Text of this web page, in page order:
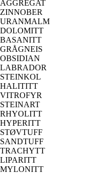
AGGREGAT
ZINNOBER
URANMALM
DOLOMITT
BASANITT
GRÅGNEIS
OBSIDIAN
LABRADOR
STEINKOL
HALITITT
VITROFYR
STEINART
RHYOLITT
HYPERITT
STØVTUFF
SANDTUFF
TRACHYTT
LIPARITT
MYLONITT